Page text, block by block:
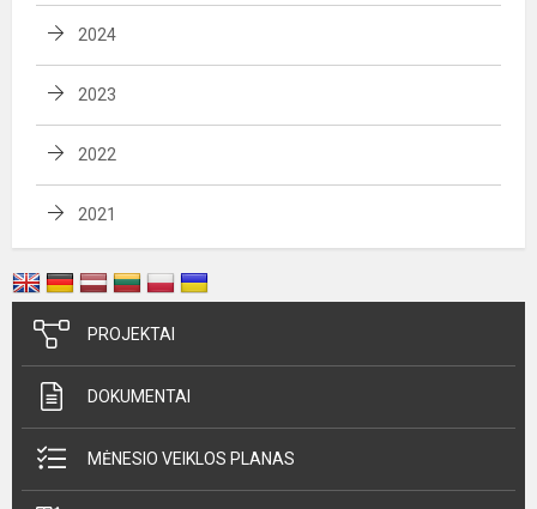
2024
2023
2022
2021
PROJEKTAI
DOKUMENTAI
MĖNESIO VEIKLOS PLANAS